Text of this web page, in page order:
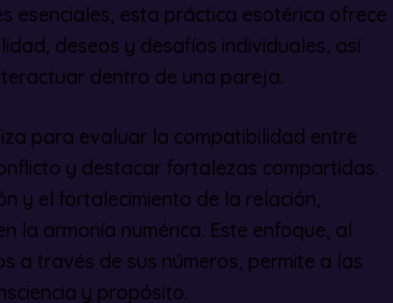
esenciales, esta práctica esotérica ofrece
deseos y desafíos individuales, así
dentro de una pareja.
para evaluar la compatibilidad entre
y destacar fortalezas compartidas.
y el fortalecimiento de la relación,
la armonía numérica. Este enfoque, al
a través de sus números, permite a las
y propósito.